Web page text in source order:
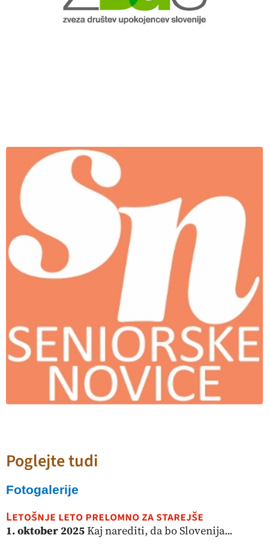
Poglejte tudi
Fotogalerije
Letošnje leto prelomno za starejše
1. oktober 2025Kaj narediti, da bo Slovenija...